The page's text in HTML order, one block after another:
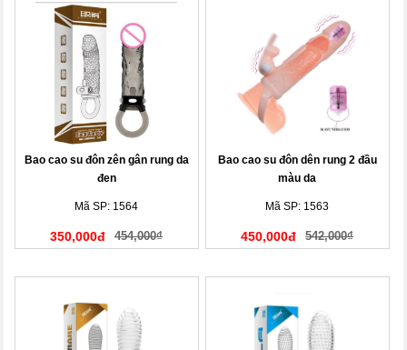
Bao cao su đôn zên gân rung da
đen
Mã SP: 1564
350,000đ 454,000₫
Bao cao su đôn dên rung 2 đầu
màu da
Mã SP: 1563
450,000đ 542,000₫